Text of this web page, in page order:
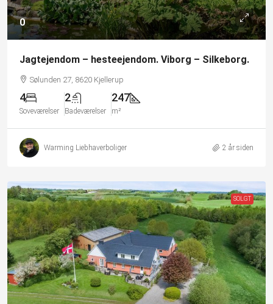
0
Jagtejendom – hesteejendom. Viborg – Silkeborg.
Sølunden 27, 8620 Kjellerup
4
Soveværelser
2
Badeværelser
247
m²
Warming Liebhaverboliger 2 år siden
SOLGT